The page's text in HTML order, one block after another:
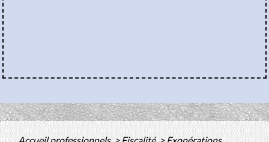
Accueil professionnels>Fiscalité > Exonérations